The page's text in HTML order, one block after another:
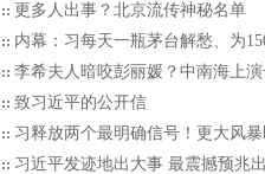
更多人出事？北京流传神秘名单
内幕：习每天一瓶茅台解愁、为
李希夫人暗咬彭丽媛？中南海上
致习近平的公开信
习释放两个最明确信号！更大风
习近平发迹地出大事 最震撼预兆